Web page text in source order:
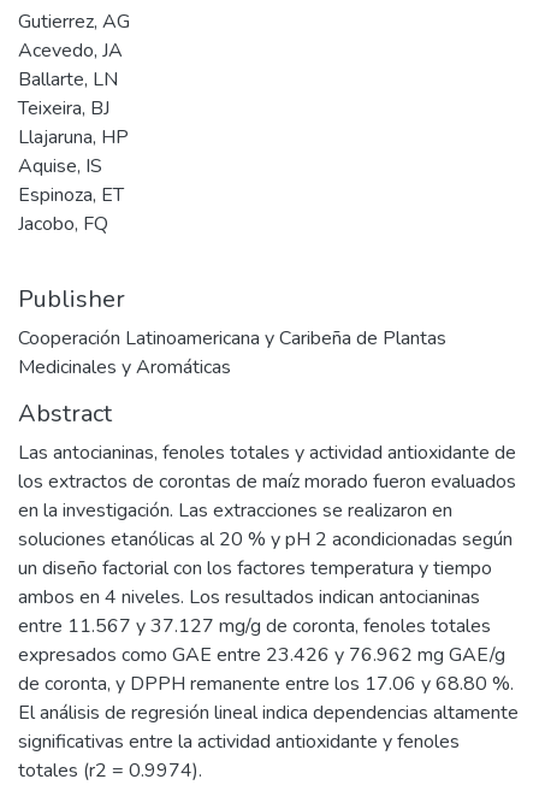
Gutierrez, AG
Acevedo, JA
Ballarte, LN
Teixeira, BJ
Llajaruna, HP
Aquise, IS
Espinoza, ET
Jacobo, FQ
Publisher
Cooperación Latinoamericana y Caribeña de Plantas
Medicinales y Aromáticas
Abstract
Las antocianinas, fenoles totales y actividad antioxidante de
los extractos de corontas de maíz morado fueron evaluados
en la investigación. Las extracciones se realizaron en
soluciones etanólicas al 20 % y pH 2 acondicionadas según
un diseño factorial con los factores temperatura y tiempo
ambos en 4 niveles. Los resultados indican antocianinas
entre 11.567 y 37.127 mg/g de coronta, fenoles totales
expresados como GAE entre 23.426 y 76.962 mg GAE/g
de coronta, y DPPH remanente entre los 17.06 y 68.80 %.
El análisis de regresión lineal indica dependencias altamente
significativas entre la actividad antioxidante y fenoles
totales (r2 = 0.9974).